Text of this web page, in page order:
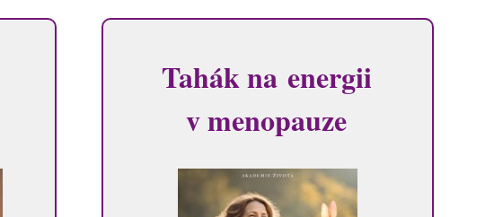
Tahák na energii
v menopauze